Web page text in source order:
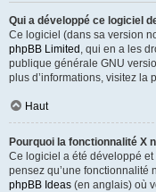
Qui a développé ce logiciel
Ce logiciel (dans sa version
phpBB Limited , qui en a les
publique générale GNU
plus d’informations, visitez la
Haut
Pourquoi la fonctionnalité X
Ce logiciel a été développé
pensez qu’une fonctionnalité
phpBB Ideas (en anglais) où